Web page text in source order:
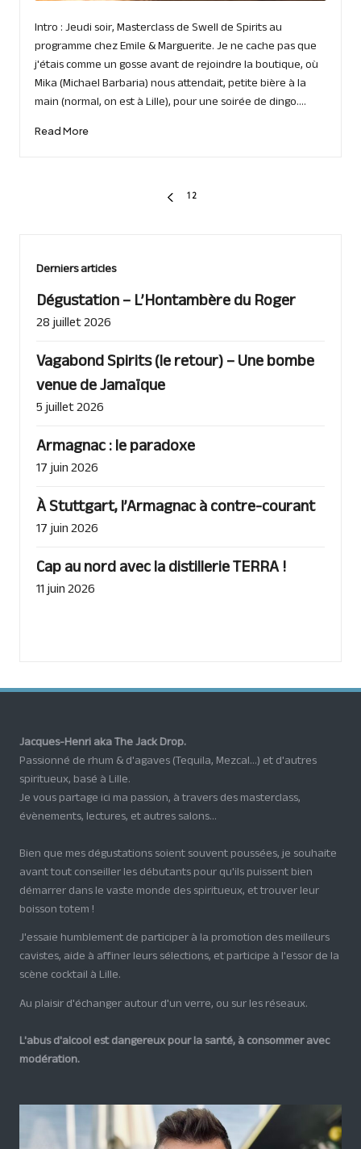
Intro : Jeudi soir, Masterclass de Swell de Spirits au
programme chez Emile & Marguerite. Je ne cache pas que
j'étais comme un gosse avant de rejoindre la boutique, où
Mika (Michael Barbaria) nous attendait, petite bière à la
main (normal, on est à Lille), pour une soirée de dingo.…
Read More
publications
PREVIOUS
12
Derniers articles
Dégustation – L’Hontambère du Roger
28 juillet 2026
Vagabond Spirits (le retour) – Une bombe
venue de Jamaïque
5 juillet 2026
Armagnac : le paradoxe
17 juin 2026
À Stuttgart, l’Armagnac à contre-courant
17 juin 2026
Cap au nord avec la distillerie TERRA !
11 juin 2026
Jacques-Henri aka The Jack Drop.
Passionné de rhum & d'agaves (Tequila, Mezcal...) et d'autres
spiritueux, basé à Lille.
Je vous partage ici ma passion, à travers des masterclass,
évènements, lectures, et autres salons...
Bien que mes dégustations soient souvent poussées, je souhaite
avant tout conseiller les débutants pour qu'ils puissent bien
démarrer dans le vaste monde des spiritueux, et trouver leur
boisson totem !
J'essaie humblement de participer à la promotion des meilleurs
cavistes, aide à affiner leurs sélections, et participe à l'essor de la
scène cocktail à Lille.
Au plaisir d'échanger autour d'un verre, ou sur les réseaux.
L'abus d'alcool est dangereux pour la santé, à consommer avec
modération.